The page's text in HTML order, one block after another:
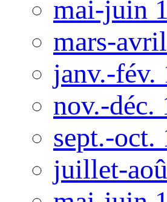
mai-juin
mars-
janv.-fév.
nov.-déc.
sept.-oct.
juillet-